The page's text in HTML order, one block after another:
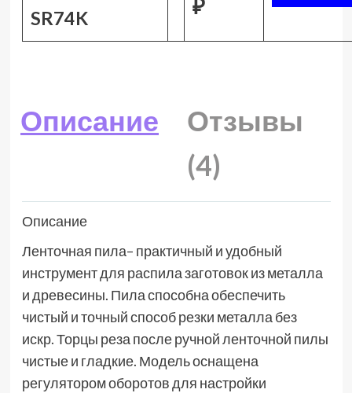
SR74K ₽
Описание
Отзывы
(4)
Описание
Ленточная пила– практичный и удобный
инструмент для распила заготовок из металла
и древесины. Пила способна обеспечить
чистый и точный способ резки металла без
искр. Торцы реза после ручной ленточной пилы
чистые и гладкие. Модель оснащена
регулятором оборотов для настройки